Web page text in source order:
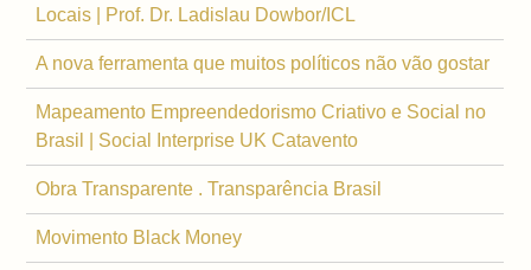
Locais | Prof. Dr. Ladislau Dowbor/ICL
A nova ferramenta que muitos políticos não vão gostar
Mapeamento Empreendedorismo Criativo e Social no
Brasil | Social Interprise UK Catavento
Obra Transparente . Transparência Brasil
Movimento Black Money